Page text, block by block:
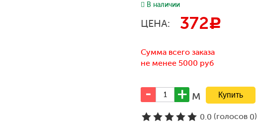
В наличии
ЦЕНА: 372c
Сумма всего заказа
не менее 5000 руб
м
0.0 (голосов 0)